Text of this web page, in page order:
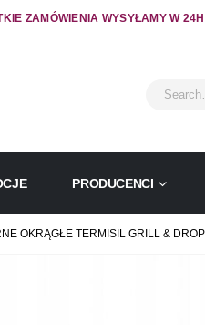
ZAMÓWIENIA WYSYŁAMY W
PRODUCENCI
OKRĄGŁE TERMISIL GRILL &